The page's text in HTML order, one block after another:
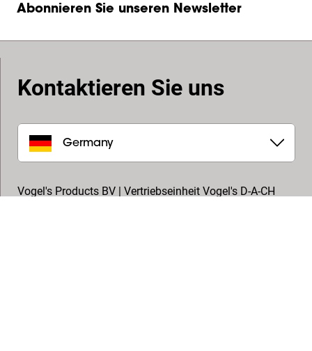
Abonnieren Sie unseren Newsletter
Kontaktieren Sie uns
Germany
Vogel's Products BV | Vertriebseinheit Vogel's D-A-CH